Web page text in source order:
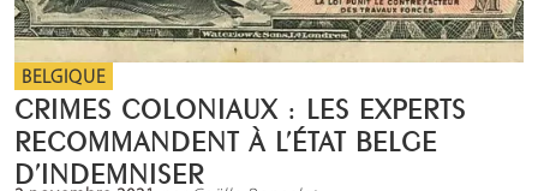
BELGIQUE
CRIMES COLONIAUX : LES EXPERTS
RECOMMANDENT À L’ÉTAT BELGE
D’INDEMNISER